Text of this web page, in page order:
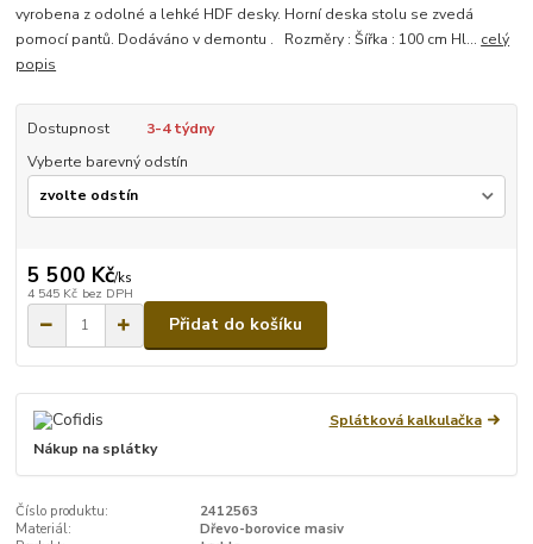
vyrobena z odolné a lehké HDF desky. Horní deska stolu se zvedá
pomocí pantů. Dodáváno v demontu . Rozměry : Šířka : 100 cm Hl... celý
popis
Dostupnost
3-4 týdny
Vyberte barevný odstín
5 500 Kč/ks
4 545 Kč bez DPH
Přidat do košíku
Splátková kalkulačka
Nákup na splátky
Číslo produktu:
2412563
Materiál:
Dřevo-borovice masiv